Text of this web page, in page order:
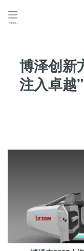
MENU
博泽创新
注入卓越